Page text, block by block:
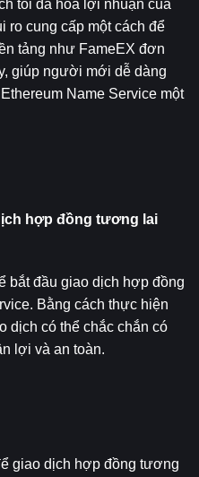
tối đa hóa lợi nhuận của
ro cung cấp một cách để
tảng như FameEX đơn
giúp người mới dễ dàng
Name Service một
hợp đồng tương lai
bắt đầu giao dịch hợp đồng
Bằng cách thực hiện
dịch có thể chắc chắn có
lợi và an toàn.
giao dịch hợp đồng tương